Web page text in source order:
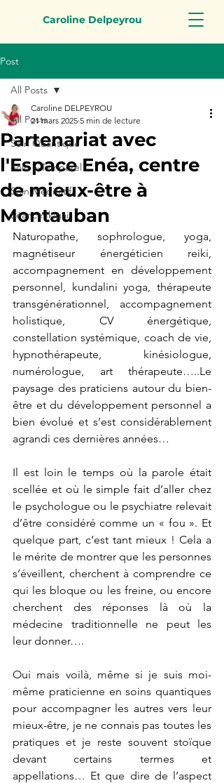
Caroline Delpeyrou
Post
All Posts
Soin Quantique
Soin a-Temporel
Soin Méditatif
Séance Ikigai
All Posts
Partenariat avec
l'Espace Enéa, centre
de mieux-être à
Montauban
Caroline DELPEYROU
21 mars 2025 5 min de lecture
Naturopathe, sophrologue, yoga,
magnétiseur énergéticien reiki,
accompagnement en développement
personnel, kundalini yoga, thérapeute
transgénérationnel, accompagnement
holistique, CV énergétique,
constellation systémique, coach de vie,
hypnothérapeute, kinésiologue,
numérologue, art thérapeute…..Le
paysage des praticiens autour du bien-
être et du développement personnel a
bien évolué et s’est considérablement
agrandi ces dernières années…
Il est loin le temps où la parole était
scellée et où le simple fait d’aller chez
le psychologue ou le psychiatre relevait
d’être considéré comme un « fou ». Et
quelque part, c’est tant mieux ! Cela a
le mérite de montrer que les personnes
s’éveillent, cherchent à comprendre ce
qui les bloque ou les freine, ou encore
cherchent des réponses là où la
médecine traditionnelle ne peut les
leur donner….
Oui mais voilà, même si je suis moi-
même praticienne en soins quantiques
pour accompagner les autres vers leur
mieux-être, je ne connais pas toutes les
pratiques et je reste souvent stoïque
devant certains termes et
appellations… Et que dire de l’aspect